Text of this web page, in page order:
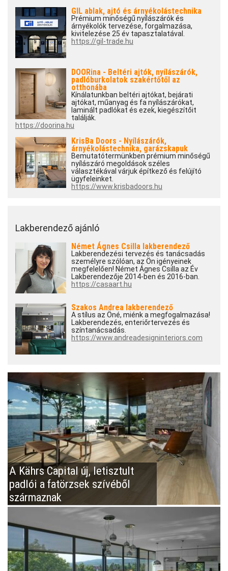
GIL ablak, ajtó és árnyékolástechnika
Prémium minőségű nyílászárók és
árnyékolók tervezése, forgalmazása,
kivitelezése 25 év tapasztalatával.
https://gil-trade.hu
DOORina - Beltéri ajtók, nyílászárók,
padlóburkolatok szakértőtől az
otthonába
Kínálatunkban beltéri ajtókat, bejárati
ajtókat, műanyag és fa nyílászárókat,
laminált padlókat és ezek, kiegészítőit
találják.
https://doorina.hu
KrisBa Doors - Nyílászárók,
árnyékolástechnika, garázskapuk
Bemutatótermünkben prémium minőségű
nyílászáró megoldások széles
választékával várjuk építkező és felújító
ügyfeleinket.
https://www.krisbadoors.hu
Lakberendező ajánló
Német Ágnes Csilla lakberendező
Lakberendezési tervezés és tanácsadás
személyre szólóan, az Ön igényeinek
megfelelően! Német Ágnes Csilla az Év
Lakberendezője 2014-ben és 2016-ban.
https://casaart.hu
Szakos Andrea lakberendező
A stílus az Öné, miénk a megfogalmazása!
Lakberendezés, enteriőrtervezés és
színtanácsadás.
https://www.andreadesigninteriors.com
A Kährs Capital új, letisztult
padlói a fatörzsek szívéből
származnak